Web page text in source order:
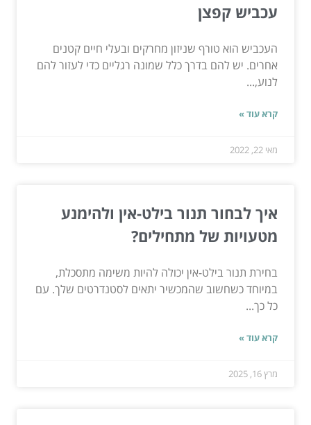
עכביש קפצן
העכביש הוא טורף שניזון מחרקים ובעלי חיים קטנים
אחרים. יש להם בדרך כלל שמונה רגליים כדי לעזור להם
לנוע,...
קרא עוד »
מאי 22, 2022
איך לבחור תנור בילט-אין ולהימנע
מטעויות של מתחילים?
בחירת תנור בילט-אין יכולה להיות משימה מתסכלת,
במיוחד כשחשוב שהמכשיר יתאים לסטנדרטים שלך. עם
כל כך...
קרא עוד »
מרץ 16, 2025